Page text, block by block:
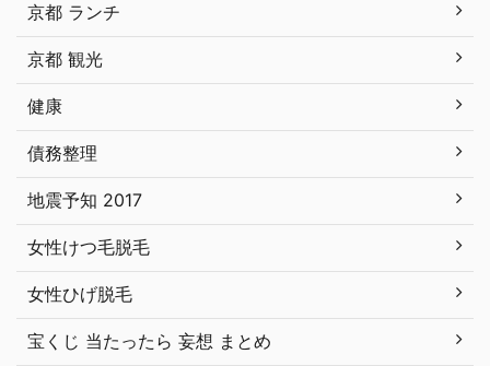
京都 ランチ
京都 観光
健康
債務整理
地震予知 2017
女性けつ毛脱毛
女性ひげ脱毛
宝くじ 当たったら 妄想 まとめ